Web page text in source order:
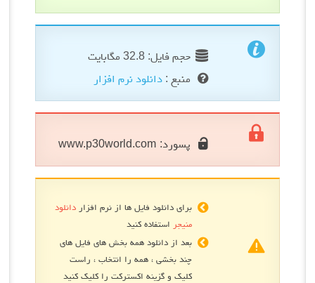
حجم فایل: 32.8 مگابایت
منبع : دانلود نرم افزار
پسورد: www.p30world.com
برای دانلود فایل ها از نرم افزار دانلود
منیجر استفاده کنید
بعد از دانلود همه بخش های فایل های
چند بخشی ، همه را انتخاب ، راست
کلیک و گزینه اکسترکت را کلیک کنید